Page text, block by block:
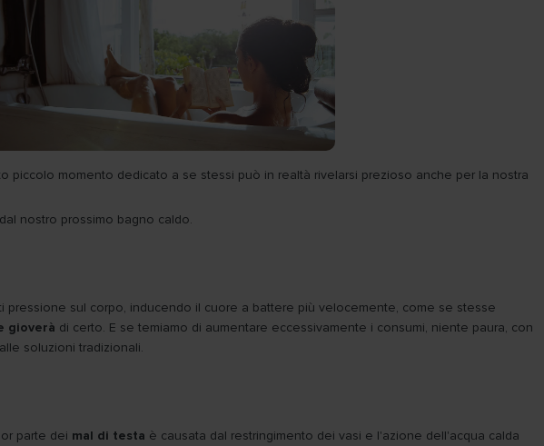
piccolo momento dedicato a se stessi può in realtà rivelarsi prezioso anche per la nostra
nostro prossimo bagno caldo.
pressione sul corpo, inducendo il cuore a battere più velocemente, come se stesse
gioverà di certo. E se temiamo di aumentare eccessivamente i consumi, niente paura, con
soluzioni tradizionali.
parte dei mal di testa è causata dal restringimento dei vasi e l'azione dell'acqua calda